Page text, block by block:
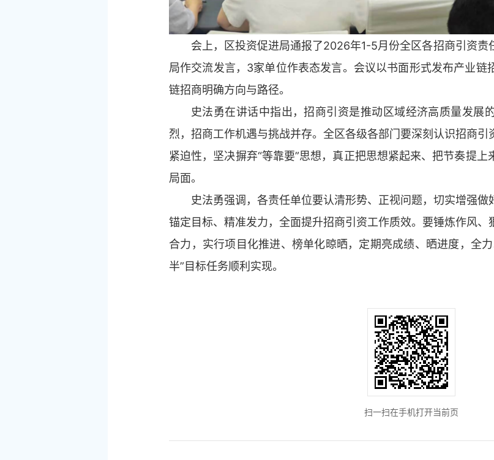
会上，区投资促进局通报了2026年1-5月份全区各招商引资责
局作交流发言，3家单位作表态发言。会议以书面形式发布产业链
链招商明确方向与路径。
史法勇在讲话中指出，招商引资是推动区域经济高质量发展
烈，招商工作机遇与挑战并存。全区各级各部门要深刻认识招商
紧迫性，坚决摒弃“等靠要”思想，真正把思想紧起来、把节奏提
局面。
史法勇强调，各责任单位要认清形势、正视问题，切实增强做
锚定目标、精准发力，全面提升招商引资工作质效。要锤炼作风
合力，实行项目化推进、榜单化晾晒，定期亮成绩、晒进度，全
半”目标任务顺利实现。
扫一扫在手机打开当前页